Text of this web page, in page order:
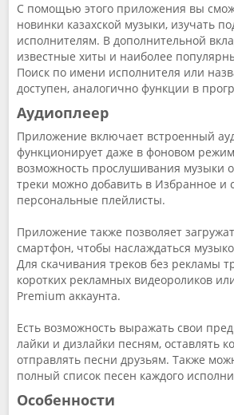
С помощью этого приложения вы
новинки казахской музыки, изучать
исполнителям. В дополнительной
известные хиты и наиболее
Поиск по имени исполнителя или
доступен, аналогично функции в
Аудиоплеер
Приложение включает встроенный
функционирует даже в фоновом
возможность прослушивания музыки
треки можно добавить в Избранное и
персональные плейлисты.
Приложение также позволяет
смартфон, чтобы наслаждаться
Для скачивания треков без рекламы
коротких рекламных видеороликов
Premium аккаунта.
Есть возможность выражать свои
лайки и дизлайки песням, оставлять
отправлять песни друзьям. Также
полный список песен каждого
Особенности